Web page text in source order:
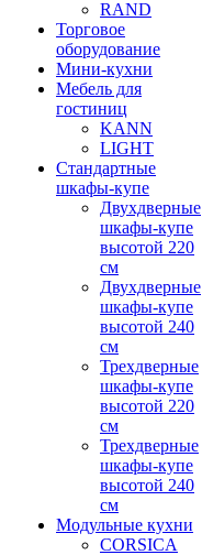
RAND
Торговое
оборудование
Мини-кухни
Мебель для
гостиниц
KANN
LIGHT
Стандартные
шкафы-купе
Двухдверные
шкафы-купе
высотой 220
см
Двухдверные
шкафы-купе
высотой 240
см
Трехдверные
шкафы-купе
высотой 220
см
Трехдверные
шкафы-купе
высотой 240
см
Модульные кухни
CORSICA